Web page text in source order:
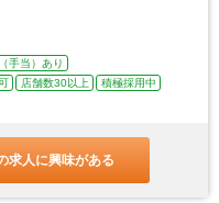
手当）あり
店舗数30以上
積極採用中
求人に興味がある